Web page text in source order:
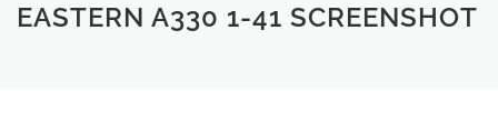
EASTERN A330 1-41 SCREENSHOT